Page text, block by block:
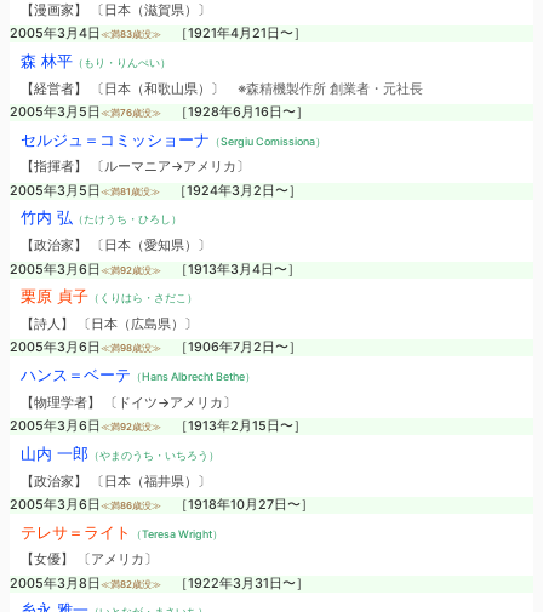
【漫画家】 〔日本（滋賀県）〕
2005年3月4日 ≪満83歳没≫ ［1921年4月21日〜］
森 林平（もり・りんぺい）
【経営者】 〔日本（和歌山県）〕 ※森精機製作所 創業者・元社長
2005年3月5日 ≪満76歳没≫ ［1928年6月16日〜］
セルジュ＝コミッショーナ （Sergiu Comissiona）
【指揮者】 〔ルーマニア→アメリカ〕
2005年3月5日 ≪満81歳没≫ ［1924年3月2日〜］
竹内 弘（たけうち・ひろし）
【政治家】 〔日本（愛知県）〕
2005年3月6日 ≪満92歳没≫ ［1913年3月4日〜］
栗原 貞子（くりはら・さだこ）
【詩人】 〔日本（広島県）〕
2005年3月6日 ≪満98歳没≫ ［1906年7月2日〜］
ハンス＝ベーテ （Hans Albrecht Bethe）
【物理学者】 〔ドイツ→アメリカ〕
2005年3月6日 ≪満92歳没≫ ［1913年2月15日〜］
山内 一郎（やまのうち・いちろう）
【政治家】 〔日本（福井県）〕
2005年3月6日 ≪満86歳没≫ ［1918年10月27日〜］
テレサ＝ライト （Teresa Wright）
【女優】 〔アメリカ〕
2005年3月8日 ≪満82歳没≫ ［1922年3月31日〜］